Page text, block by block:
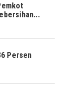
Persen